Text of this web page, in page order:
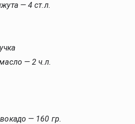
— 4 ст.л.
— 2 ч.л.
— 160 гр.